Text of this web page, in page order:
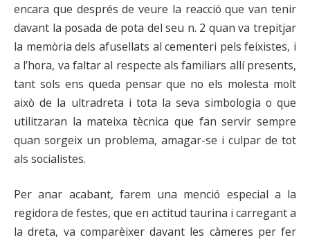
encara que després de veure la reacció que van tenir
davant la posada de pota del seu n. 2 quan va trepitjar
la memòria dels afusellats al cementeri pels feixistes, i
a l’hora, va faltar al respecte als familiars allí presents,
tant sols ens queda pensar que no els molesta molt
això de la ultradreta i tota la seva simbologia o que
utilitzaran la mateixa tècnica que fan servir sempre
quan sorgeix un problema, amagar-se i culpar de tot
als socialistes.
Per anar acabant, farem una menció especial a la
regidora de festes, que en actitud taurina i carregant a
la dreta, va comparèixer davant les càmeres per fer